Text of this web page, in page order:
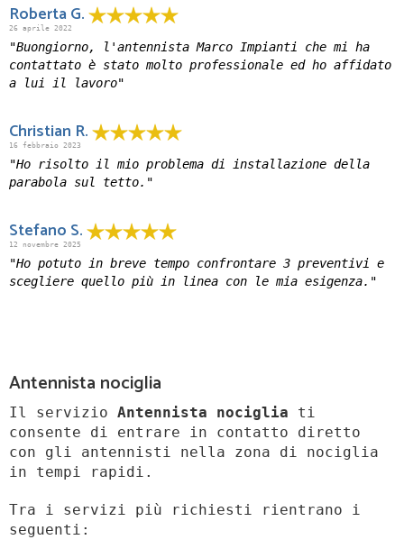
Roberta G.
26 aprile 2022
"Buongiorno, l'antennista Marco Impianti che mi ha
contattato è stato molto professionale ed ho affidato
a lui il lavoro"
Christian R.
16 febbraio 2023
"Ho risolto il mio problema di installazione della
parabola sul tetto."
Stefano S.
12 novembre 2025
"Ho potuto in breve tempo confrontare 3 preventivi e
scegliere quello più in linea con le mia esigenza."
Antennista nociglia
Il servizio Antennista nociglia ti
consente di entrare in contatto diretto
con gli antennisti nella zona di nociglia
in tempi rapidi.
Tra i servizi più richiesti rientrano i
seguenti: